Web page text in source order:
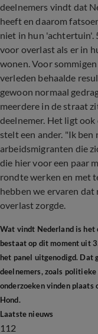
deelnemers vindt dat
heeft en daarom
niet in hun 'achtertuin'.
voor overlast als er in
wonen. Voor
verleden behaalde
gewoon normaal
meerdere in de straat
deelnemer. Het ligt
stelt een ander. "Ik
arbeidsmigranten die
die hier voor een paar
rondte werken en met
hebben we ervaren
overlast zorgde.
Wat vindt Nederland is het
bestaat op dit moment uit
het panel uitgenodigd. Dat
deelnemers, zoals
onderzoeken vinden
Hond.
Laatste nieuws
112